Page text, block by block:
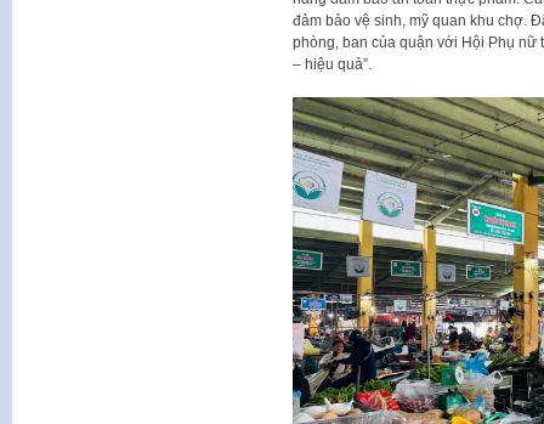
đảm bảo vệ sinh, mỹ quan khu chợ.
phòng, ban của quận với Hội Phụ nữ
– hiệu quả”.